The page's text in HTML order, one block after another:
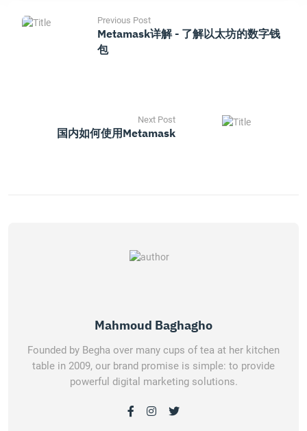
Previous Post
Metamask详解 - 了解以太坊的数字钱
包
Next Post
国内如何使用Metamask
Mahmoud Baghagho
Founded by Begha over many cups of tea at her kitchen
table in 2009, our brand promise is simple: to provide
powerful digital marketing solutions.